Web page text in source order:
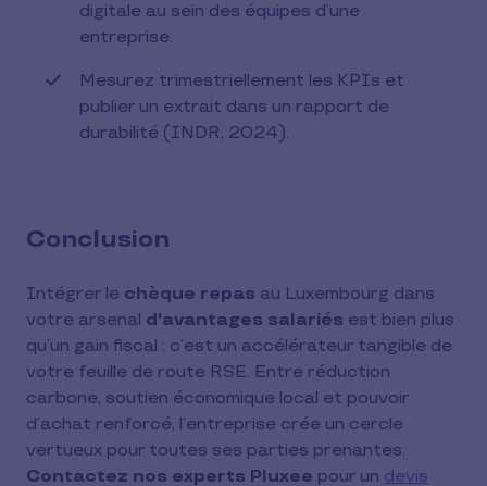
digitale au sein des équipes d’une
entreprise.
Mesurez trimestriellement les KPIs et
publier un extrait dans un rapport de
durabilité (INDR, 2024).
Conclusion
Intégrer le chèque repas au Luxembourg dans
votre arsenal d'avantages salariés est bien plus
qu’un gain fiscal : c’est un accélérateur tangible de
votre feuille de route RSE. Entre réduction
carbone, soutien économique local et pouvoir
d’achat renforcé, l’entreprise crée un cercle
vertueux pour toutes ses parties prenantes.
Contactez nos experts Pluxee pour un devis